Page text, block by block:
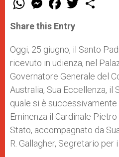
t
s
p
p
e
s
e
g
e
r
a
e
b
o
k
w
r
Share this Entry
Oggi, 25 giugno, il Santo
ricevuto in udienza, nel
Governatore Generale del
Australia, Sua Eccellenza, il
quale si è
Eminenza il Cardinale
Stato, accompagnato da
R. Gallagher, Segretario per